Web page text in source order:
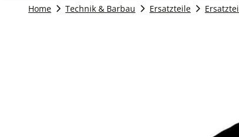
Home Technik & Barbau Ersatzteile